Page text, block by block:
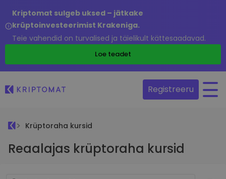
Kriptomat sulgeb uksed – jätkake
krüptoinvesteerimist Krakeniga.
Teie vahendid on turvalised ja täielikult kättesaadavad.
Loe teadet
Registreeru
Krüptoraha kursid
Reaalajas krüptoraha kursid